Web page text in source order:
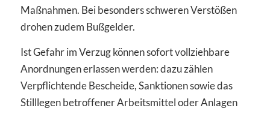
Maßnahmen. Bei besonders schweren Verstößen
drohen zudem Bußgelder.
Ist Gefahr im Verzug können sofort vollziehbare
Anordnungen erlassen werden: dazu zählen
Verpflichtende Bescheide, Sanktionen sowie das
Stilllegen betroffener Arbeitsmittel oder Anlagen